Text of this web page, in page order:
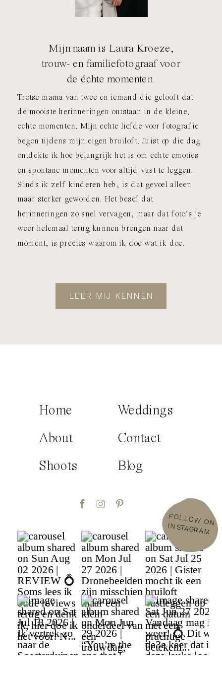
Mijn naam is Laura Kroeze,
trouw- en familiefotograaf voor
de échte momenten
Trotse mama van twee en iemand die gelooft dat
de mooiste herinneringen ontstaan in de kleine,
echte momenten. Mijn echte liefde voor fotografie
begon tijdens mijn eigen bruiloft. Juist op die dag
ontdekte ik hoe belangrijk het is om echte emoties
en spontane momenten voor altijd vast te leggen.
Sinds ik zelf kinderen heb, is dat gevoel alleen
maar sterker geworden. Het besef dat
herinneringen zo snel vervagen, maar dat foto’s je
weer helemaal terug kunnen brengen naar dat
moment, is precies waarom ik doe wat ik doe.
LEER MIJ KENNEN
FOLLOW
ON
INSTAGRAM
Blog
Contact
Shoots
Weddings
About
Home